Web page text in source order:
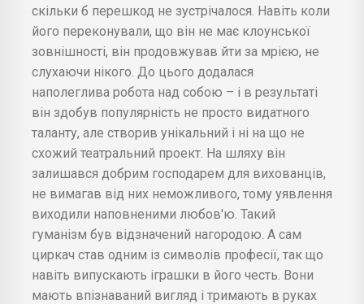
скільки б перешкод не зустрічалося. Навіть коли
його переконували, що він не має клоунської
зовнішності, він продовжував йти за мрією, не
слухаючи нікого. До цього додалася
наполеглива робота над собою – і в результаті
він здобув популярність не просто видатного
таланту, але створив унікальний і ні на що не
схожий театральний проект. На шляху він
залишався добрим господарем для вихованців,
не вимагав від них неможливого, тому уявлення
виходили наповненими любов'ю. Такий
гуманізм був відзначений нагородою. А сам
циркач став одним із символів професії, так що
навіть випускають іграшки в його честь. Вони
мають впізнаваний вигляд і тримають в руках